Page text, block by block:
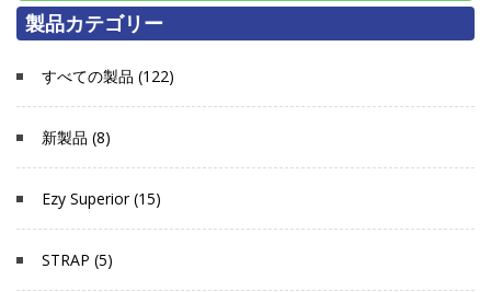
製品カテゴリー
すべての製品 (122)
新製品 (8)
Ezy Superior (15)
STRAP (5)